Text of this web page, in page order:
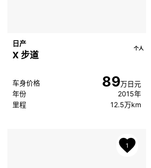
日产
X 步道
车身价格 89万日元
年份
2015年
里程
12.5万km
个人
1